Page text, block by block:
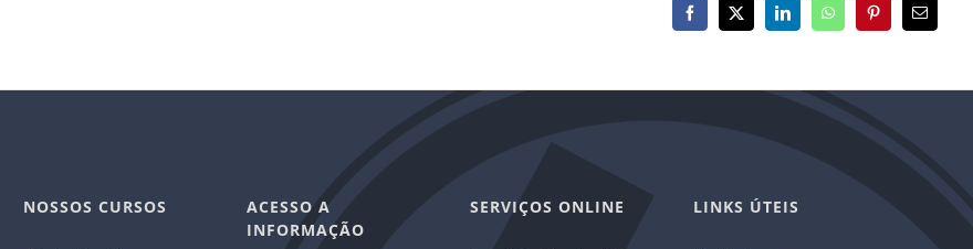
Facebook
X LinkedInWhatsAppPinterest
E-
mail
NOSSOS CURSOS
ACESSO A
INFORMAÇÃO
SERVIÇOS ONLINE LINKS ÚTEIS